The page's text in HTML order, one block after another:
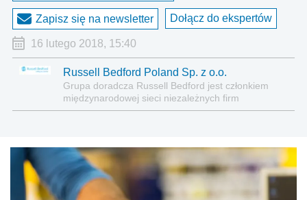
Zapisz się na newsletter Dołącz do ekspertów
16 lutego 2018, 15:40
Russell Bedford Poland Sp. z o.o.
Grupa doradcza Russell Bedford jest członkiem
międzynarodowej sieci niezależnych firm
doradczych Russell Bedford International,
doradców biznesowych. Russell Bedford doradza
klientom w ponad 90 krajach na całym świecie.
Grupa posiada ponad 290 biur i zatrudnia ok. 7.000
profesjonalnych doradców.